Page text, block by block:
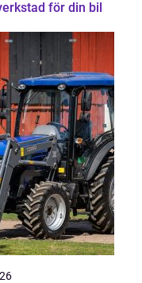
för din bil